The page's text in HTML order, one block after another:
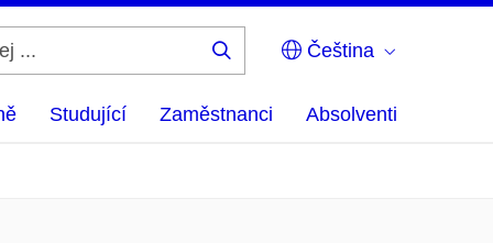
Čeština
Studující Zaměstnanci Absolventi